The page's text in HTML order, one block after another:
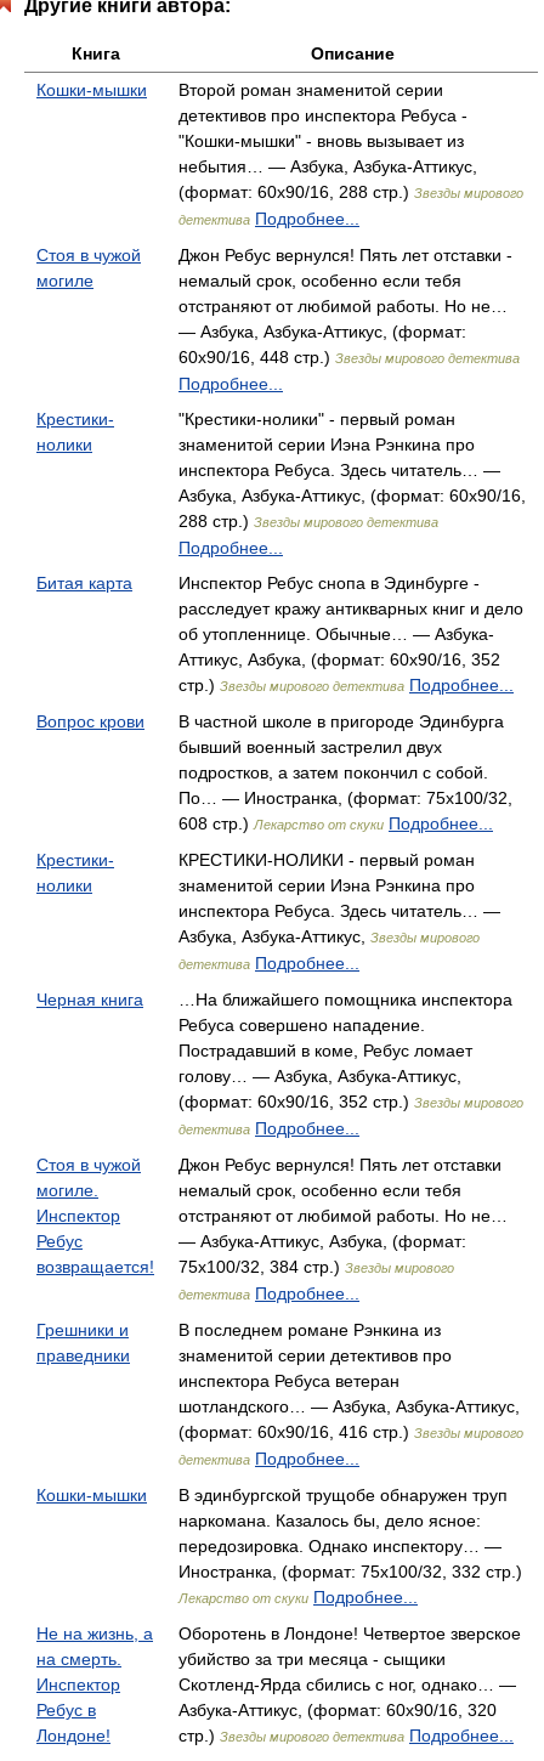
Другие книги автора:
Книга
Описание
Кошки-мышки
Второй роман знаменитой серии
детективов про инспектора Ребуса -
"Кошки-мышки" - вновь вызывает из
небытия… — Азбука, Азбука-Аттикус,
(формат: 60x90/16, 288 стр.) Звезды мирового
детектива Подробнее...
Стоя в чужой
могиле
Джон Ребус вернулся! Пять лет отставки -
немалый срок, особенно если тебя
отстраняют от любимой работы. Но не…
— Азбука, Азбука-Аттикус, (формат:
60x90/16, 448 стр.) Звезды мирового детектива
Подробнее...
Крестики-
нолики
"Крестики-нолики" - первый роман
знаменитой серии Иэна Рэнкина про
инспектора Ребуса. Здесь читатель… —
Азбука, Азбука-Аттикус, (формат: 60x90/16,
288 стр.) Звезды мирового детектива
Подробнее...
Битая карта
Инспектор Ребус снопа в Эдинбурге -
расследует кражу антикварных книг и дело
об утопленнице. Обычные… — Азбука-
Аттикус, Азбука, (формат: 60x90/16, 352
стр.) Звезды мирового детектива Подробнее...
Вопрос крови
В частной школе в пригороде Эдинбурга
бывший военный застрелил двух
подростков, а затем покончил с собой.
По… — Иностранка, (формат: 75x100/32,
608 стр.) Лекарство от скуки Подробнее...
Крестики-
нолики
КРЕСТИКИ-НОЛИКИ - первый роман
знаменитой серии Иэна Рэнкина про
инспектора Ребуса. Здесь читатель… —
Азбука, Азбука-Аттикус,
Звезды мирового
детектива Подробнее...
Черная книга
…На ближайшего помощника инспектора
Ребуса совершено нападение.
Пострадавший в коме, Ребус ломает
голову… — Азбука, Азбука-Аттикус,
(формат: 60x90/16, 352 стр.) Звезды мирового
детектива Подробнее...
Стоя в чужой
могиле.
Инспектор
Ребус
возвращается!
Джон Ребус вернулся! Пять лет отставки
немалый срок, особенно если тебя
отстраняют от любимой работы. Но не…
— Азбука-Аттикус, Азбука, (формат:
75x100/32, 384 стр.) Звезды мирового
детектива Подробнее...
Грешники и
праведники
В последнем романе Рэнкина из
знаменитой серии детективов про
инспектора Ребуса ветеран
шотландского… — Азбука, Азбука-Аттикус,
(формат: 60x90/16, 416 стр.) Звезды мирового
детектива Подробнее...
Кошки-мышки
В эдинбургской трущобе обнаружен труп
наркомана. Казалось бы, дело ясное:
передозировка. Однако инспектору… —
Иностранка, (формат: 75x100/32, 332 стр.)
Лекарство от скуки Подробнее...
Не на жизнь, а
на смерть.
Инспектор
Ребус в
Лондоне!
Оборотень в Лондоне! Четвертое зверское
убийство за три месяца - сыщики
Скотленд-Ярда сбились с ног, однако… —
Азбука-Аттикус, (формат: 60x90/16, 320
стр.) Звезды мирового детектива Подробнее...